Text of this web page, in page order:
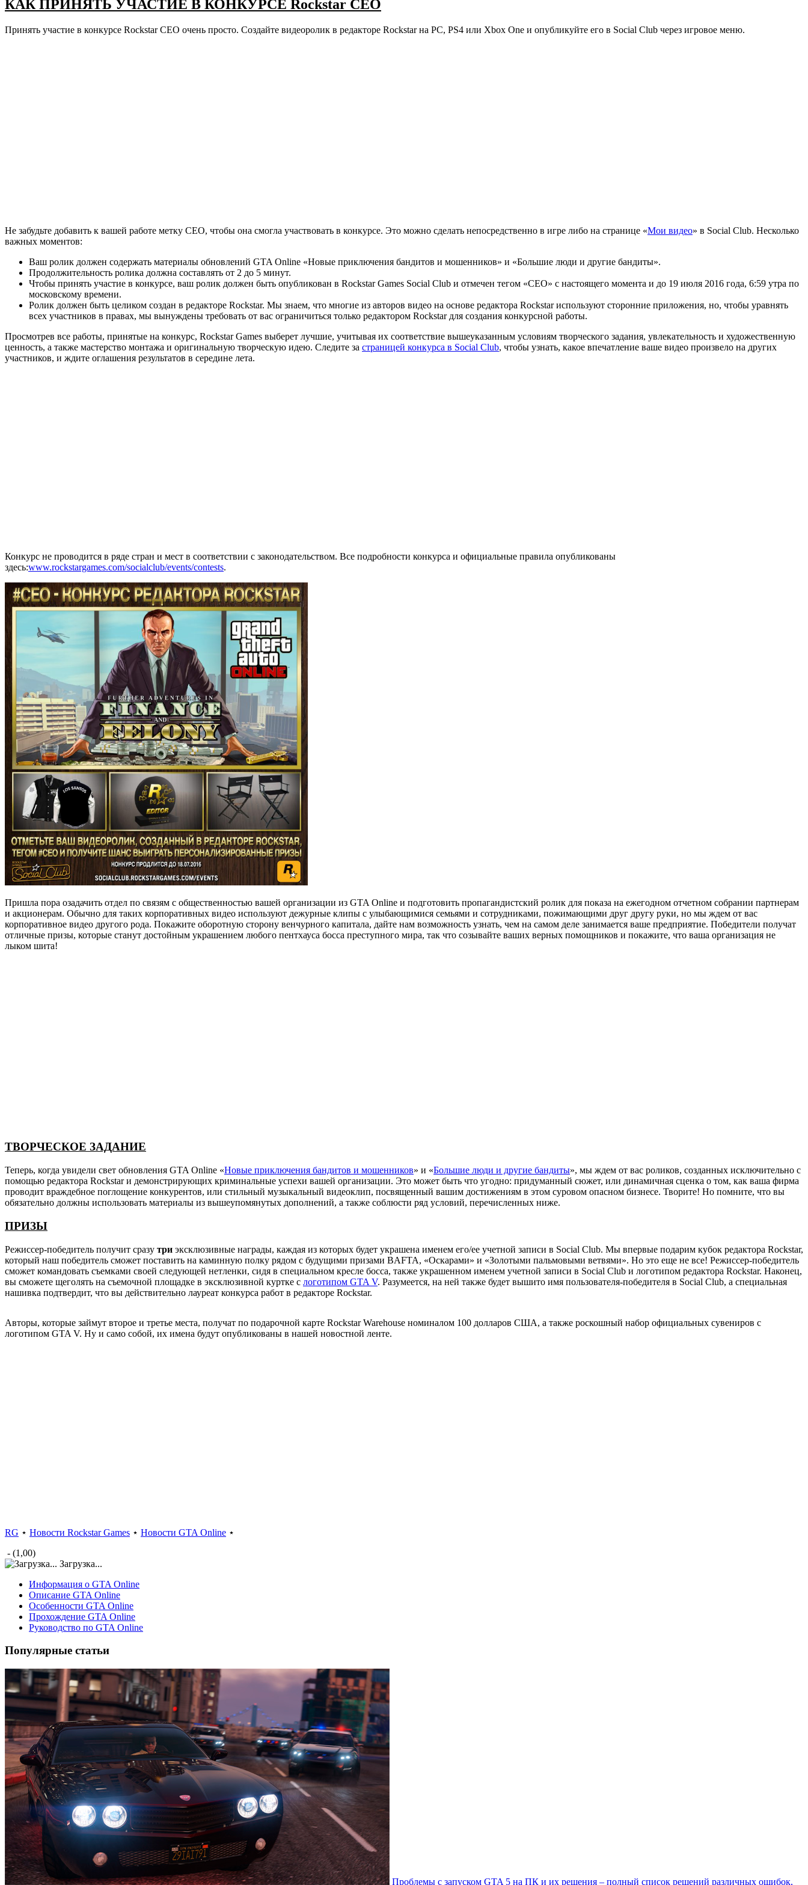
КАК ПРИНЯТЬ УЧАСТИЕ В КОНКУРСЕ Rockstar CEO
Принять участие в конкурсе Rockstar CEO очень просто. Создайте видеоролик в редакторе Rockstar на PC, PS4 или Xbox One и опубликуйте его в Social Club через игровое меню.
Не забудьте добавить к вашей работе метку CEO, чтобы она смогла участвовать в конкурсе. Это можно сделать непосредственно в игре либо на странице «Мои видео» в Social Club. Несколько
важных моментов:
Ваш ролик должен содержать материалы обновлений GTA Online «Новые приключения бандитов и мошенников» и «Большие люди и другие бандиты».
Продолжительность ролика должна составлять от 2 до 5 минут.
Чтобы принять участие в конкурсе, ваш ролик должен быть опубликован в Rockstar Games Social Club и отмечен тегом «CEO» с настоящего момента и до 19 июля 2016 года, 6:59 утра по
московскому времени.
Ролик должен быть целиком создан в редакторе Rockstar. Мы знаем, что многие из авторов видео на основе редактора Rockstar используют сторонние приложения, но, чтобы уравнять
всех участников в правах, мы вынуждены требовать от вас ограничиться только редактором Rockstar для создания конкурсной работы.
Просмотрев все работы, принятые на конкурс, Rockstar Games выберет лучшие, учитывая их соответствие вышеуказанным условиям творческого задания, увлекательность и художественную
ценность, а также мастерство монтажа и оригинальную творческую идею. Следите за страницей конкурса в Social Club, чтобы узнать, какое впечатление ваше видео произвело на других
участников, и ждите оглашения результатов в середине лета.
Конкурс не проводится в ряде стран и мест в соответствии с законодательством. Все подробности конкурса и официальные правила опубликованы
здесь:www.rockstargames.com/socialclub/events/contests.
Пришла пора озадачить отдел по связям с общественностью вашей организации из GTA Online и подготовить пропагандистский ролик для показа на ежегодном отчетном собрании партнерам
и акционерам. Обычно для таких корпоративных видео используют дежурные клипы с улыбающимися семьями и сотрудниками, пожимающими друг другу руки, но мы ждем от вас
корпоративное видео другого рода. Покажите оборотную сторону венчурного капитала, дайте нам возможность узнать, чем на самом деле занимается ваше предприятие. Победители получат
отличные призы, которые станут достойным украшением любого пентхауса босса преступного мира, так что созывайте ваших верных помощников и покажите, что ваша организация не
лыком шита!
ТВОРЧЕСКОЕ ЗАДАНИЕ
Теперь, когда увидели свет обновления GTA Online «Новые приключения бандитов и мошенников» и «Большие люди и другие бандиты», мы ждем от вас роликов, созданных исключительно с
помощью редактора Rockstar и демонстрирующих криминальные успехи вашей организации. Это может быть что угодно: придуманный сюжет, или динамичная сценка о том, как ваша фирма
проводит враждебное поглощение конкурентов, или стильный музыкальный видеоклип, посвященный вашим достижениям в этом суровом опасном бизнесе. Творите! Но помните, что вы
обязательно должны использовать материалы из вышеупомянутых дополнений, а также соблюсти ряд условий, перечисленных ниже.
ПРИЗЫ
Режиссер-победитель получит сразу три эксклюзивные награды, каждая из которых будет украшена именем его/ее учетной записи в Social Club. Мы впервые подарим кубок редактора Rockstar,
который наш победитель сможет поставить на каминную полку рядом с будущими призами BAFTA, «Оскарами» и «Золотыми пальмовыми ветвями». Но это еще не все! Режиссер-победитель
сможет командовать съемками своей следующей нетленки, сидя в специальном кресле босса, также украшенном именем учетной записи в Social Club и логотипом редактора Rockstar. Наконец,
вы сможете щеголять на съемочной площадке в эксклюзивной куртке с логотипом GTA V. Разумеется, на ней также будет вышито имя пользователя-победителя в Social Club, а специальная
нашивка подтвердит, что вы действительно лауреат конкурса работ в редакторе Rockstar.
Авторы, которые займут второе и третье места, получат по подарочной карте Rockstar Warehouse номиналом 100 долларов США, а также роскошный набор официальных сувениров с
логотипом GTA V. Ну и само собой, их имена будут опубликованы в нашей новостной ленте.
RG ⋆ Новости Rockstar Games ⋆ Новости GTA Online ⋆
- (1,00)
Загрузка...
Информация о GTA Online
Описание GTA Online
Особенности GTA Online
Прохождение GTA Online
Руководство по GTA Online
Популярные статьи
Проблемы с запуском GTA 5 на ПК и их решения – полный список решений различных ошибок,